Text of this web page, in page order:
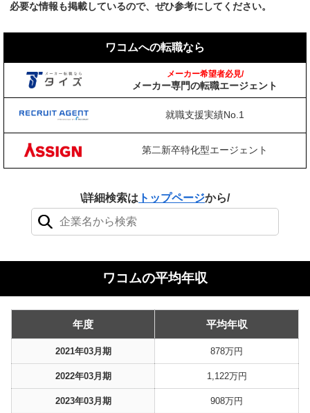
必要な情報も掲載しているので、ぜひ参考にしてください。
ワコムへの転職なら
メーカー希望者必見/
メーカー専門の転職エージェント
就職支援実績No.1
第二新卒特化型エージェント
\詳細検索は トップページから/
ワコムの平均年収
年度 平均年収
2021年03月期 878万円
2022年03月期 1,122万円
2023年03月期 908万円